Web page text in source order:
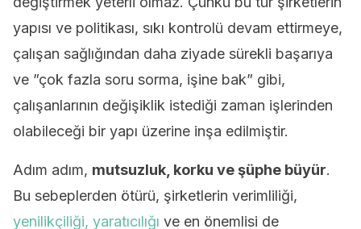
yapısı ve politikası, sıkı kontrolü devam ettirmeye,
çalışan sağlığından daha ziyade sürekli başarıya
ve ”çok fazla soru sorma, işine bak” gibi,
çalışanlarının değişiklik istediği zaman işlerinden
olabileceği bir yapı üzerine inşa edilmiştir.
Adım adım, mutsuzluk, korku ve şüphe büyür.
Bu sebeplerden ötürü, şirketlerin verimliliği,
yenilikçiliği, yaratıcılığı ve en önemlisi de